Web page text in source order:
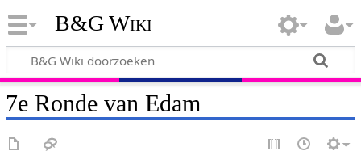
B&G Wiki
7e Ronde van Edam